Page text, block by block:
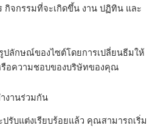
กิจกรรมที่จะเกิดขึ้น งาน ปฏิทิน และ
ปลักษณ์ของไซต์โดยการเปลี่ยนธีมให้
อความชอบของบริษัทของคุณ
งานร่วมกัน
ปรับแต่งเรียบร้อยแล้ว คุณสามารถเริ่ม